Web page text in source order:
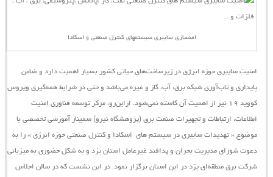
امنسازی سایبری سیستمهای کنترل صنعتی و اسکادا
امنیت سایبری حوزه انرژی در زیرساخت‌های حیاتی کشور بسیار اهمیت دارد و ضامن
پایداری و تاب‌آوری شبکه برق، آب، گاز و غیره می‌باشد و حتی در شرایط همه‌گیری ویروس
کووید ۱۹ نیز از اهمیت آن کاسته نمی‌شود.
ازاین‌رو، مرکز توسعه فناوری امنیت
اطلاعات، ارتباطات و تجهیزات صنعت برق (پژوهشگاه نیرو) سمینار آموزشی تخصصی با
موضوع « تهدیدات سایبری در سیستم ‌های اسکادا و کنترل صنعتی حوزه انرژی » را به
دعوت شورای مدیریت بحران و پدافند غیرعامل استان یزد و به شکل حضوری به میزبانی
شرکت برق منطقه‌ای یزد در این استان برگزار نمود. در این نشست که در سالن اجلاس